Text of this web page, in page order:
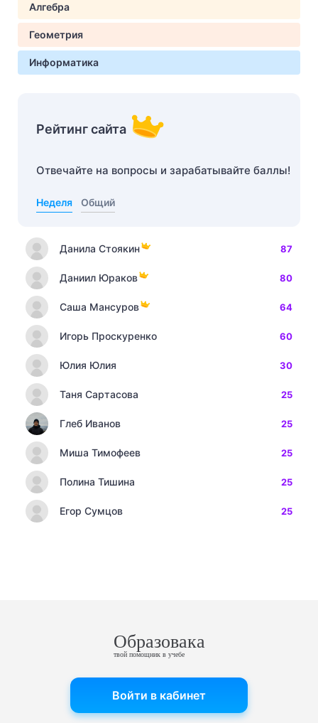
Алгебра
Геометрия
Информатика
Рейтинг сайта
Отвечайте на вопросы и зарабатывайте баллы!
Неделя Общий
Данила Стоякин 87
Даниил Юраков 80
Саша Мансуров 64
Игорь Проскуренко 60
Юлия Юлия 30
Таня Сартасова 25
Глеб Иванов 25
Миша Тимофеев 25
Полина Тишина 25
Егор Сумцов 25
Образовака
твой помощник в учебе
Войти в кабинет